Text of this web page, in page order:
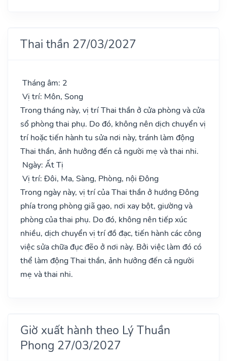
Thai thần 27/03/2027
Tháng âm: 2
Vị trí: Môn, Song
Trong tháng này, vị trí Thai thần ở cửa phòng và cửa
sổ phòng thai phụ. Do đó, không nên dịch chuyển vị
trí hoặc tiến hành tu sửa nơi này, tránh làm động
Thai thần, ảnh hưởng đến cả người mẹ và thai nhi.
Ngày: Ất Tị
Vị trí: Đôi, Ma, Sàng, Phòng, nội Đông
Trong ngày này, vị trí của Thai thần ở hướng Đông
phía trong phòng giã gạo, nơi xay bột, giường và
phòng của thai phụ. Do đó, không nên tiếp xúc
nhiều, dịch chuyển vị trí đồ đạc, tiến hành các công
việc sửa chữa đục đẽo ở nơi này. Bởi việc làm đó có
thể làm động Thai thần, ảnh hưởng đến cả người
mẹ và thai nhi.
Giờ xuất hành theo Lý Thuần
Phong 27/03/2027